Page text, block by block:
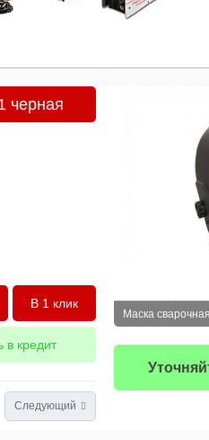
черная
В 1 клик
в кредит
Следующий
Маска